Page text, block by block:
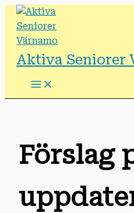
Hoppa
innehåll
Aktiva Seniorer
Förslag